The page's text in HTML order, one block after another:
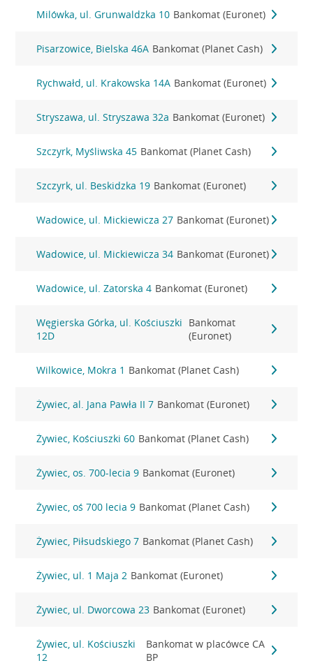
Milówka, ul. Grunwaldzka 10 Bankomat (Euronet)
Pisarzowice, Bielska 46A Bankomat (Planet Cash)
Rychwałd, ul. Krakowska 14A Bankomat (Euronet)
Stryszawa, ul. Stryszawa 32a Bankomat (Euronet)
Szczyrk, Myśliwska 45 Bankomat (Planet Cash)
Szczyrk, ul. Beskidzka 19 Bankomat (Euronet)
Wadowice, ul. Mickiewicza 27 Bankomat (Euronet)
Wadowice, ul. Mickiewicza 34 Bankomat (Euronet)
Wadowice, ul. Zatorska 4 Bankomat (Euronet)
Węgierska Górka, ul. Kościuszki
12D
Bankomat
(Euronet)
Wilkowice, Mokra 1 Bankomat (Planet Cash)
Żywiec, al. Jana Pawła II 7 Bankomat (Euronet)
Żywiec, Kościuszki 60 Bankomat (Planet Cash)
Żywiec, os. 700-lecia 9 Bankomat (Euronet)
Żywiec, oś 700 lecia 9 Bankomat (Planet Cash)
Żywiec, Piłsudskiego 7 Bankomat (Planet Cash)
Żywiec, ul. 1 Maja 2 Bankomat (Euronet)
Żywiec, ul. Dworcowa 23 Bankomat (Euronet)
Żywiec, ul. Kościuszki
12
Bankomat w placówce CA
BP